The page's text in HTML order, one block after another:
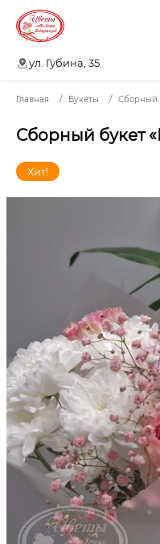
ул. Губина, 35
Главная Букеты Сборный
Сборный букет
Хит!